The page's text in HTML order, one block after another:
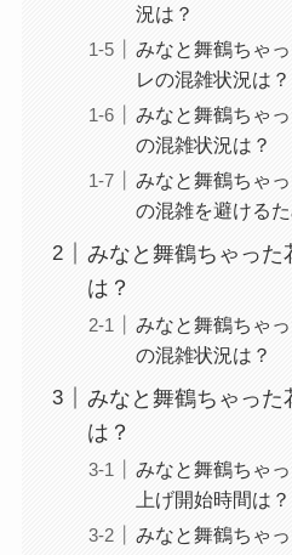
況は？
みなと舞鶴ちゃ
レの混雑状況は？
みなと舞鶴ちゃ
の混雑状況は？
みなと舞鶴ちゃ
の混雑を避ける
みなと舞鶴ちゃった
は？
みなと舞鶴ちゃ
の混雑状況は？
みなと舞鶴ちゃった
は？
みなと舞鶴ちゃ
上げ開始時間は？
みなと舞鶴ちゃ